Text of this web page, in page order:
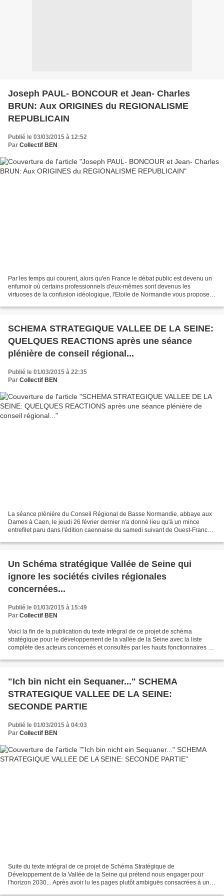
Joseph PAUL- BONCOUR et Jean- Charles
BRUN: Aux ORIGINES du REGIONALISME
REPUBLICAIN
Publié le 03/03/2015 à 12:52
Par Collectif BEN
Par les temps qui courent, alors qu'en France le débat public est devenu un
enfumoir où certains professionnels d'eux-mêmes sont devenus les
virtuoses de la confusion idéologique, l'Etoile de Normandie vous propose
SCHEMA STRATEGIQUE VALLEE DE LA SEINE:
QUELQUES REACTIONS après une séance
plénière de conseil régional...
Publié le 01/03/2015 à 22:35
Par Collectif BEN
La séance plénière du Conseil Régional de Basse Normandie, abbaye aux
Dames à Caen, le jeudi 26 février dernier n'a donné lieu qu'à un mince
entrefilet paru dans l'édition caennaise du samedi suivant de Ouest-France:
Un Schéma stratégique Vallée de Seine qui
ignore les sociétés civiles régionales
concernées...
Publié le 01/03/2015 à 15:49
Par Collectif BEN
Voici la fin de la publication du texte intégral de ce projet de schéma
stratégique pour le développement de la vallée de la Seine avec la liste
complète des acteurs concernés et consultés par les hauts fonctionnaires de
"Ich bin nicht ein Sequaner..." SCHEMA
STRATEGIQUE VALLEE DE LA SEINE:
SECONDE PARTIE
Publié le 01/03/2015 à 04:03
Par Collectif BEN
Suite du texte intégral de ce projet de Schéma Stratégique de
Développement de la Vallée de la Seine qui prétend nous engager pour
l'horizon 2030... Après avoir lu les pages plutôt ambiguës consacrées à un